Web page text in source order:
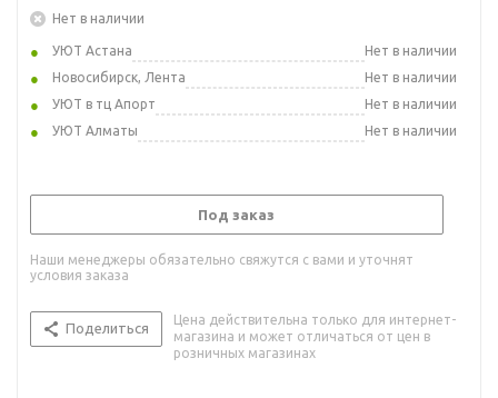
Нет в наличии
УЮТ Астана
Нет в наличии
Новосибирск, Лента
Нет в наличии
УЮТ в тц Апорт
Нет в наличии
УЮТ Алматы
Нет в наличии
Под заказ
Наши менеджеры обязательно свяжутся с вами и уточнят
условия заказа
Поделиться
Цена действительна только для интернет-
магазина и может отличаться от цен в
розничных магазинах